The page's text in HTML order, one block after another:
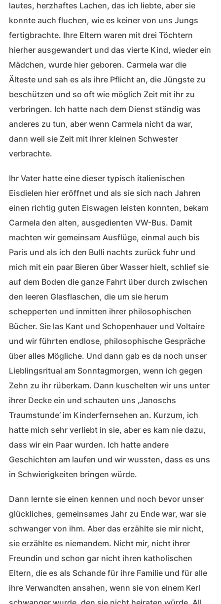
lautes, herzhaftes Lachen, das ich liebte, aber sie
konnte auch fluchen, wie es keiner von uns Jungs
fertigbrachte. Ihre Eltern waren mit drei Töchtern
hierher ausgewandert und das vierte Kind, wieder ein
Mädchen, wurde hier geboren. Carmela war die
Älteste und sah es als ihre Pflicht an, die Jüngste zu
beschützen und so oft wie möglich Zeit mit ihr zu
verbringen. Ich hatte nach dem Dienst ständig was
anderes zu tun, aber wenn Carmela nicht da war,
dann weil sie Zeit mit ihrer kleinen Schwester
verbrachte.
Ihr Vater hatte eine dieser typisch italienischen
Eisdielen hier eröffnet und als sie sich nach Jahren
einen richtig guten Eiswagen leisten konnten, bekam
Carmela den alten, ausgedienten VW-Bus. Damit
machten wir gemeinsam Ausflüge, einmal auch bis
Paris und als ich den Bulli nachts zurück fuhr und
mich mit ein paar Bieren über Wasser hielt, schlief sie
auf dem Boden die ganze Fahrt über durch zwischen
den leeren Glasflaschen, die um sie herum
schepperten und inmitten ihrer philosophischen
Bücher. Sie las Kant und Schopenhauer und Voltaire
und wir führten endlose, philosophische Gespräche
über alles Mögliche. Und dann gab es da noch unser
Lieblingsritual am Sonntagmorgen, wenn ich gegen
Zehn zu ihr rüberkam. Dann kuschelten wir uns unter
ihrer Decke ein und schauten uns ‚Janoschs
Traumstunde‘ im Kinderfernsehen an. Kurzum, ich
hatte mich sehr verliebt in sie, aber es kam nie dazu,
dass wir ein Paar wurden. Ich hatte andere
Geschichten am laufen und wir wussten, dass es uns
in Schwierigkeiten bringen würde.
Dann lernte sie einen kennen und noch bevor unser
glückliches, gemeinsames Jahr zu Ende war, war sie
schwanger von ihm. Aber das erzählte sie mir nicht,
sie erzählte es niemandem. Nicht mir, nicht ihrer
Freundin und schon gar nicht ihren katholischen
Eltern, die es als Schande für ihre Familie und für alle
ihre Verwandten ansahen, wenn sie von einem Kerl